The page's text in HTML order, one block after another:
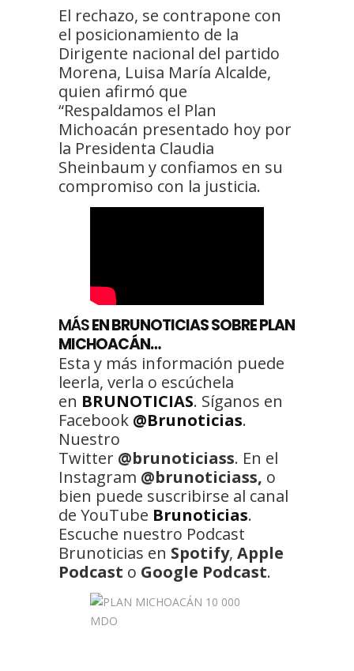
El rechazo, se contrapone con
el posicionamiento de la
Dirigente nacional del partido
Morena, Luisa María Alcalde,
quien afirmó que
“Respaldamos el Plan
Michoacán presentado hoy por
la Presidenta Claudia
Sheinbaum y confiamos en su
compromiso con la justicia.
MÁSEN BRUNOTICIAS SOBRE PLAN
MICHOACÁN…
Esta y más información puede
leerla, verla o escúchela
en BRUNOTICIAS. Síganos en
Facebook @Brunoticias.
Nuestro
Twitter @brunoticiass. En el
Instagram @brunoticiass, o
bien puede suscribirse al canal
de YouTube Brunoticias.
Escuche nuestro Podcast
Brunoticias en Spotify, Apple
Podcast o Google Podcast.